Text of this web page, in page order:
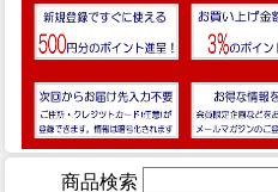
商品検索